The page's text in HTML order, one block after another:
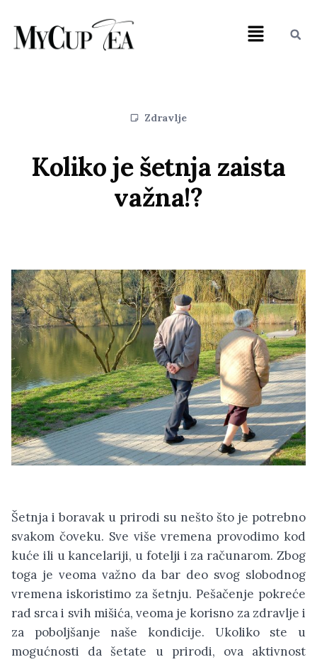
Zdravlje
Koliko je šetnja zaista
važna!?
Šetnja i boravak u prirodi su nešto što je potrebno
svakom čoveku. Sve više vremena provodimo kod
kuće ili u kancelariji, u fotelji i za računarom. Zbog
toga je veoma važno da bar deo svog slobodnog
vremena iskoristimo za šetnju. Pešačenje pokreće
rad srca i svih mišića, veoma je korisno za zdravlje i
za poboljšanje naše kondicije. Ukoliko ste u
mogućnosti da šetate u prirodi, ova aktivnost